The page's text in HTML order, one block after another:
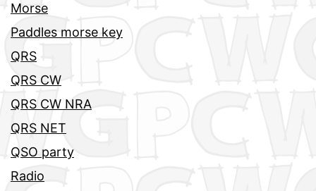
Morse
Paddles morse key
QRS
QRS CW
QRS CW NRA
QRS NET
QSO party
Radio